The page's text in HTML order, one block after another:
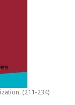
. (211-234)